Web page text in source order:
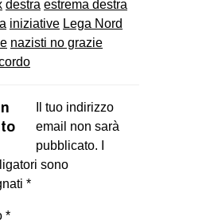
destra estrema destra
iniziative Lega Nord
nazisti no grazie
Il tuo indirizzo
email non sarà
pubblicato.
sono
*
*